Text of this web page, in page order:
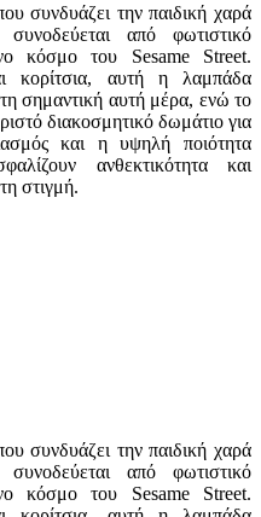
συνδυάζει την παιδική χαρά
από φωτιστικό
κόσμο του Sesame Street.
κορίτσια, αυτή η λαμπάδα
σημαντική αυτή μέρα, ενώ το
διακοσμητικό δωμάτιο για
και η υψηλή ποιότητα
ανθεκτικότητα και
στιγμή.
συνδυάζει την παιδική χαρά
από φωτιστικό
κόσμο του Sesame Street.